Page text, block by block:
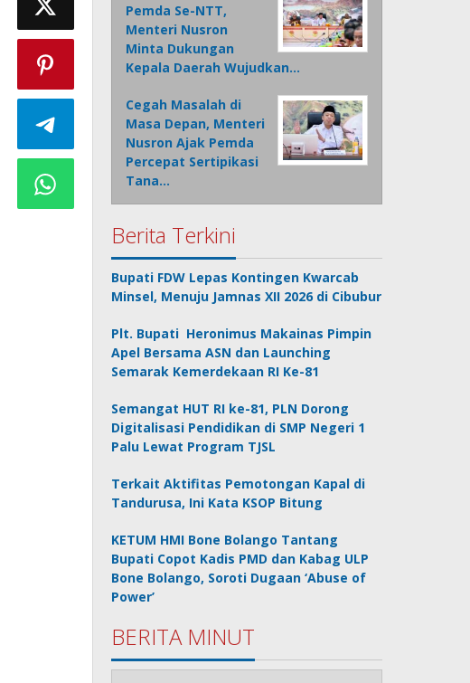
Pemda Se-NTT,
Menteri Nusron
Minta Dukungan
Kepala Daerah Wujudkan…
Cegah Masalah di
Masa Depan, Menteri
Nusron Ajak Pemda
Percepat Sertipikasi
Tana…
Berita Terkini
Bupati FDW Lepas Kontingen Kwarcab
Minsel, Menuju Jamnas XII 2026 di Cibubur
Plt. Bupati Heronimus Makainas Pimpin
Apel Bersama ASN dan Launching
Semarak Kemerdekaan RI Ke-81
Semangat HUT RI ke-81, PLN Dorong
Digitalisasi Pendidikan di SMP Negeri 1
Palu Lewat Program TJSL
Terkait Aktifitas Pemotongan Kapal di
Tandurusa, Ini Kata KSOP Bitung
KETUM HMI Bone Bolango Tantang
Bupati Copot Kadis PMD dan Kabag ULP
Bone Bolango, Soroti Dugaan ‘Abuse of
Power’
BERITA MINUT